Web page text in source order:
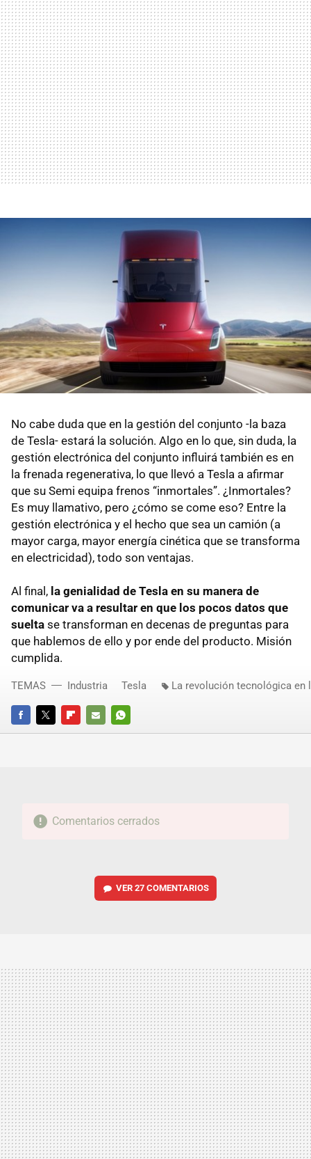
No cabe duda que en la gestión del conjunto -la baza
de Tesla- estará la solución. Algo en lo que, sin duda, la
gestión electrónica del conjunto influirá también es en
la frenada regenerativa, lo que llevó a Tesla a afirmar
que su Semi equipa frenos “inmortales”. ¿Inmortales?
Es muy llamativo, pero ¿cómo se come eso? Entre la
gestión electrónica y el hecho que sea un camión (a
mayor carga, mayor energía cinética que se transforma
en electricidad), todo son ventajas.
Al final, la genialidad de Tesla en su manera de
comunicar va a resultar en que los pocos datos que
suelta se transforman en decenas de preguntas para
que hablemos de ello y por ende del producto. Misión
cumplida.
FACEBOOKTWITTERFLIPBOARD
E-
WHATSAPP
TEMAS Industria Tesla La revolución tecnológica en
Comentarios cerrados
VER 27 COMENTARIOS